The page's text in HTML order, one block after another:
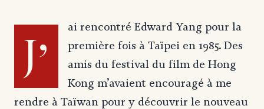
J’
ai rencontré Edward Yang pour la
première fois à Taïpei en 1985. Des
amis du festival du film de Hong
Kong m’avaient encouragé à me
rendre à Taïwan pour y découvrir le nouveau